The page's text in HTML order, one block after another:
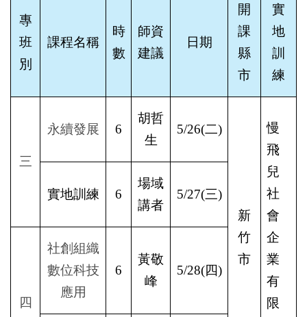
專
班
別
課程名稱
時
數
師資
建議
日期
開
課
縣
市
實
地
訓
練
三
永續發展 6
胡哲
生
5/26(二)
新
竹
市
慢
飛
兒
社
會
企
業
有
限
實地訓練 6
場域
講者
5/27(三)
四
社創組織
數位科技
應用
6
黃敬
峰
5/28(四)